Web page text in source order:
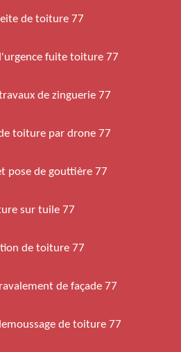
de toiture 77
fuite toiture 77
de zinguerie 77
toiture par drone 77
pose de gouttière 77
sur tuile 77
de toiture 77
de façade 77
de toiture 77